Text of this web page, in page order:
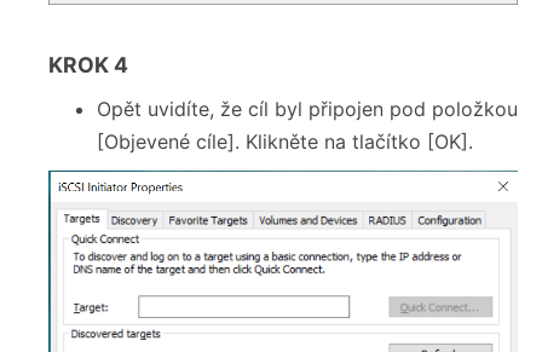
KROK 4
Opět uvidíte, že cíl byl připojen pod položkou
[Objevené cíle]. Klikněte na tlačítko [OK].